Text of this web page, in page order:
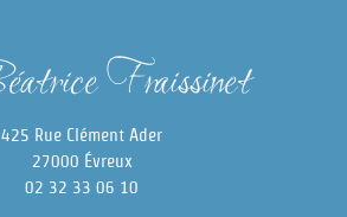
425 Rue Clément Ader
27000 Évreux
02 32 33 06 10